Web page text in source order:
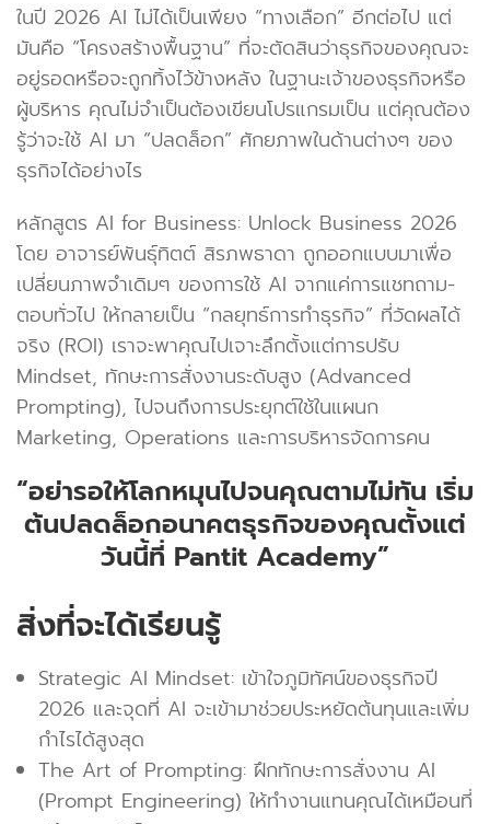
ในปี 2026 AI ไม่ได้เป็นเพียง “ทางเลือก” อีกต่อไป แต่
มันคือ “โครงสร้างพื้นฐาน” ที่จะตัดสินว่าธุรกิจของคุณจะ
อยู่รอดหรือจะถูกทิ้งไว้ข้างหลัง ในฐานะเจ้าของธุรกิจหรือ
ผู้บริหาร คุณไม่จำเป็นต้องเขียนโปรแกรมเป็น แต่คุณต้อง
รู้ว่าจะใช้ AI มา “ปลดล็อก” ศักยภาพในด้านต่างๆ ของ
ธุรกิจได้อย่างไร
หลักสูตร AI for Business: Unlock Business 2026
โดย อาจารย์พันธุ์ทิตต์ สิรภพธาดา ถูกออกแบบมาเพื่อ
เปลี่ยนภาพจำเดิมๆ ของการใช้ AI จากแค่การแชทถาม-
ตอบทั่วไป ให้กลายเป็น “กลยุทธ์การทำธุรกิจ” ที่วัดผลได้
จริง (ROI) เราจะพาคุณไปเจาะลึกตั้งแต่การปรับ
Mindset, ทักษะการสั่งงานระดับสูง (Advanced
Prompting), ไปจนถึงการประยุกต์ใช้ในแผนก
Marketing, Operations และการบริหารจัดการคน
“อย่ารอให้โลกหมุนไปจนคุณตามไม่ทัน เริ่ม
ต้นปลดล็อกอนาคตธุรกิจของคุณตั้งแต่
วันนี้ที่ Pantit Academy”
สิ่งที่จะได้เรียนรู้
Strategic AI Mindset: เข้าใจภูมิทัศน์ของธุรกิจปี
2026 และจุดที่ AI จะเข้ามาช่วยประหยัดต้นทุนและเพิ่ม
กำไรได้สูงสุด
The Art of Prompting: ฝึกทักษะการสั่งงาน AI
(Prompt Engineering) ให้ทำงานแทนคุณได้เหมือนที่